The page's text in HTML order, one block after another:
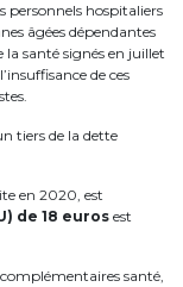
personnels hospitaliers
âgées dépendantes
santé signés en juillet
de ces
tiers de la dette
en 2020, est
de 18 euros est
santé,